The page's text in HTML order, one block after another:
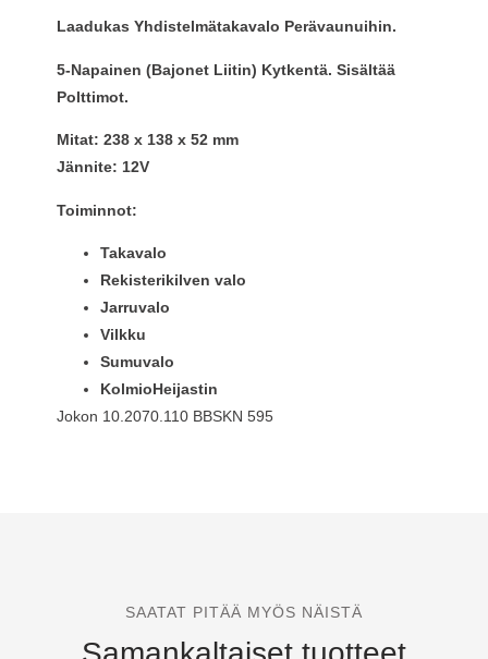
Laadukas Yhdistelmätakavalo Perävaunuihin.
5-Napainen (Bajonet Liitin) Kytkentä. Sisältää
Polttimot.
Mitat: 238 x 138 x 52 mm
Jännite: 12V
Toiminnot:
Takavalo
Rekisterikilven valo
Jarruvalo
Vilkku
Sumuvalo
KolmioHeijastin
Jokon 10.2070.110 BBSKN 595
SAATAT PITÄÄ MYÖS NÄISTÄ